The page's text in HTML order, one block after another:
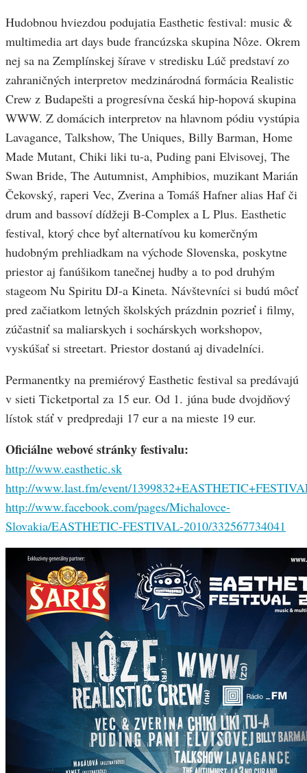
Hudobnou hviezdou podujatia Easthetic festival: music &
multimedia art days bude francúzska skupina Nôze. Okrem
nej sa na Zemplínskej šírave v stredisku Lúč predstaví zo
zahraničných interpretov medzinárodná formácia Realistic
Crew z Budapešti a progresívna česká hip-hopová skupina
WWW. Z domácich interpretov na hlavnom pódiu vystúpia
Lavagance, Talkshow, The Uniques, Billy Barman, Home
Made Mutant, Chiki liki tu-a, Puding pani Elvisovej, The
Swan Bride, The Autumnist, Amphibios, muzikant Marián
Čekovský, raperi Vec, Zverina a Tomáš Hafner alias Haf či
drum and bassoví dídžeji B-Complex a L Plus. Easthetic
festival, ktorý chce byť alternatívou ku komerčným
hudobným prehliadkam na východe Slovenska, poskytne
priestor aj fanúšikom tanečnej hudby a to pod druhým
stageom Nu Spiritu DJ-a Kineta. Návštevníci si budú môcť
pred začiatkom letných školských prázdnin pozrieť i filmy,
zúčastniť sa maliarskych i sochárskych workshopov,
vyskúšať si streetart. Priestor dostanú aj divadelníci.
Permanentky na premiérový Easthetic festival sa predávajú
v sieti Ticketportal za 15 eur. Od 1. júna bude dvojdňový
lístok stáť v predpredaji 17 eur a na mieste 19 eur.
Oficiálne webové stránky festivalu:
http://www.easthetic.sk
http://www.last.fm/event/
http://www.facebook.com/pages/Michalovce-
Slovakia/EASTHETIC-FESTIVAL-2010/332567734041